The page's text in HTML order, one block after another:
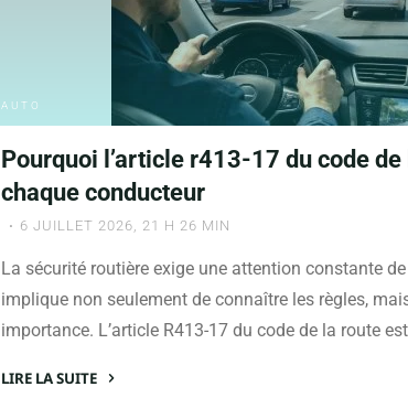
AUTO
Pourquoi l’article r413-17 du code
chaque conducteur
6 JUILLET 2026, 21 H 26 MIN
La sécurité routière exige une attention constante
implique non seulement de connaître les règles,
importance. L’article R413-17 du code de la route
LIRE LA SUITE